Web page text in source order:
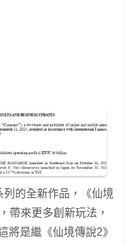
的全新作品，《仙境
帶來更多創新玩法，
將是繼《仙境傳說2》